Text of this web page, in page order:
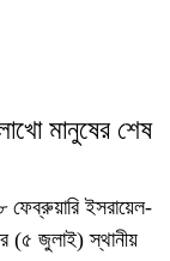
মানুষের শেষ
ফেব্রুয়ারি ইসরায়েল-
(৫ জুলাই) স্থানীয়